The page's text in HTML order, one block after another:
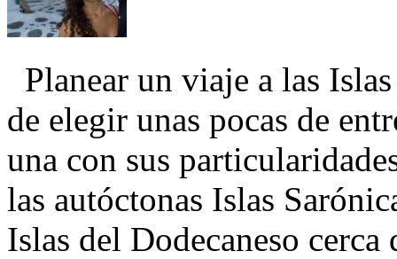
Planear un viaje a las
de elegir unas pocas de
una con sus
las autóctonas Islas
Islas del Dodecaneso